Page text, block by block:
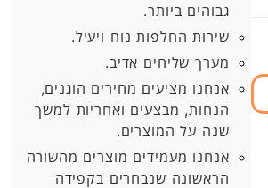
גבוהים ביותר.
שירות החלפות נוח ויעיל.
מערך שליחים אדיב.
אנחנו מציעים מחירים הוגנים,
הנחות, מבצעים ואחריות למשך
שנה על המוצרים.
אנחנו מעמידים מוצרים מהשורה
הראשונה שנבחרים בקפידה